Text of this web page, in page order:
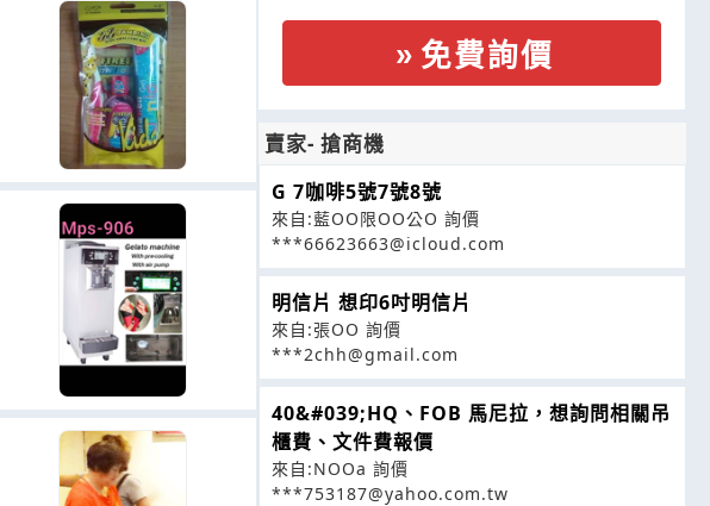
免費詢價
賣家- 搶商機
G 7咖啡5號7號8號
來自:藍OO限OO公O 詢價
***66623663@icloud.com
明信片 想印6吋明信片
來自:張OO 詢價
***2chh@gmail.com
40&#039;HQ、FOB 馬尼拉，想詢問相關吊
櫃費、文件費報價
來自:NOOa 詢價
***753187@yahoo.com.tw